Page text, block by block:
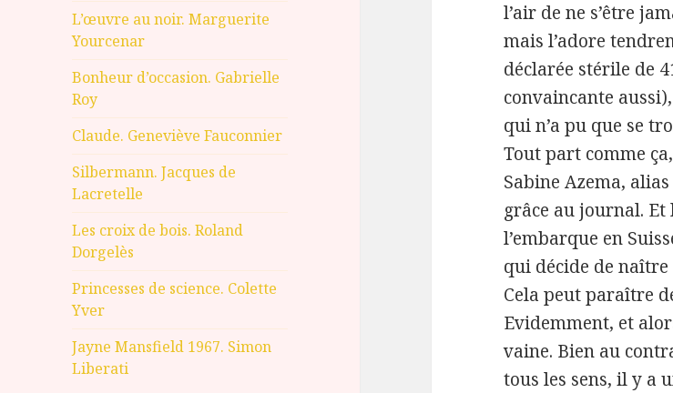
L’œuvre au noir. Marguerite
Yourcenar
Bonheur d’occasion. Gabrielle
Roy
Claude. Geneviève Fauconnier
Silbermann. Jacques de
Lacretelle
Les croix de bois. Roland
Dorgelès
Princesses de science. Colette
Yver
Jayne Mansfield 1967. Simon
Liberati
l’air de ne s’être
mais l’adore
déclarée stérile de
convaincante
qui n’a pu que se
Tout part comme
Sabine Azema,
grâce au journal.
l’embarque en
qui décide de
Cela peut paraître
Evidemment, et
vaine. Bien au
tous les sens, il y a